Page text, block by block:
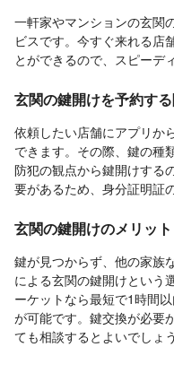
一軒家やマンションの玄関
ビスです。今すぐ来れる店
とができるので、スピーデ
玄関の鍵開けを予約す
依頼したい店舗にアプリか
できます。その際、鍵の種
防犯の観点から鍵開けする
要があるため、身分証明証
玄関の鍵開けのメリット
鍵が見つからず、他の家族
による玄関の鍵開けという
ーケットなら最短で1時間
が可能です。鍵交換が必要
ても相談するとよいでしょう